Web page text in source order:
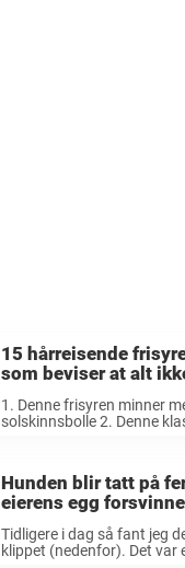
15 hårreisende
som beviser at alt
1. Denne frisyren minner
solskinnsbolle 2. Denne
Hunden blir tatt på
eierens egg
helt fantastisk
Tidligere i dag så fant jeg
klippet (nedenfor). Det var